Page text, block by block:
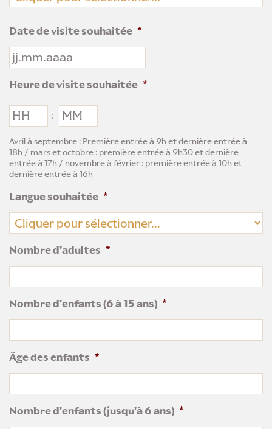
Date de visite souhaitée *
.
MM
AAAA
Heure de visite souhaitée *
:
HH MM
Avril à septembre : Première entrée à 9h et dernière entrée à
18h / mars et octobre : première entrée à 9h30 et dernière
entrée à 17h / novembre à février : première entrée à 10h et
dernière entrée à 16h
Langue souhaitée *
Nombre d'adultes *
Nombre d'enfants (6 à 15 ans) *
Âge des enfants *
Nombre d'enfants (jusqu'à 6 ans) *